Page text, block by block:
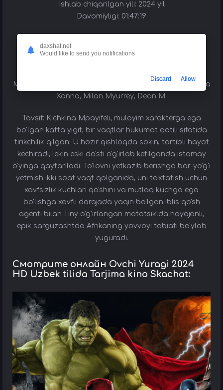
Ishlab chiqarilgan yili: 2024 yil
Davomiyligi: 01:47:19
Rejissyor: Mandla Dube
Mbangeni, Tim Teron, Piter Butler, Nikol Fortuin, Sisanda
Xanna, Milan Myurrey, Deon M.
Tavsif: Kichkina Mpayifeli, muloyim xarakterga ega
bo'lgan katta yigit, bir vaqtlar hukumat qotili sifatida
tirikchilik qilgan. U hozir qishloqda sokin, tartibli hayot
kechiradi, lekin eski do'sti o'g'irlab ketilganda istamay
o'yinga qaytariladi. To'lovni yetkazib berishga bor-yo'g'i
yetmish ikki soat vaqt qolganida, uni to'xtatish uchun
xavfsizlik kuchlari qo'shini va mutlaq kuchga ega
bo'lishga xavfli darajada yaqin bo'lgan iblis qo'sh
agenti bilan Tiny o'g'irlangan mototsiklda hayajonli,
epik sarguzashtda Afrikaning yovvoyi tabiati bo'ylab
yuguradi.
Смотрите онлайн Ovchi Yuragi 2024
HD Uzbek tilida Tarjima kino Skachat:
daxshat.net
Would like to send you notifications
Discard Allow